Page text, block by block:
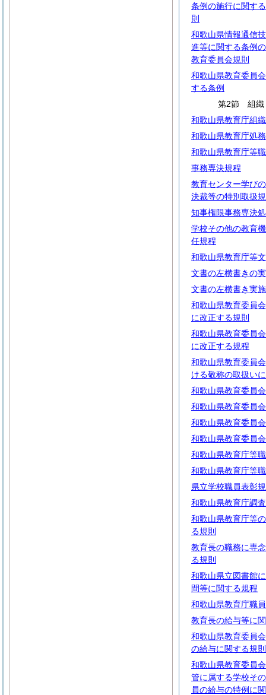
条例の施行に関す
則
和歌山県情報通信
進等に関する条例
教育委員会規則
和歌山県教育委員
する条例
第2節 組織
和歌山県教育庁組
和歌山県教育庁処
和歌山県教育庁等
事務専決規程
教育センター学び
決裁等の特別取扱
知事権限事務専決
学校その他の教育
任規程
和歌山県教育庁等
文書の左横書きの
文書の左横書き実
和歌山県教育委員
に改正する規則
和歌山県教育委員
に改正する規程
和歌山県教育委員
ける敬称の取扱い
和歌山県教育委員
和歌山県教育委員
和歌山県教育委員
和歌山県教育委員
和歌山県教育庁等
和歌山県教育庁等
県立学校職員表彰
和歌山県教育庁調
和歌山県教育庁等
る規則
教育長の職務に専
る規則
和歌山県立図書館
間等に関する規程
和歌山県教育庁職
教育長の給与等に
和歌山県教育委員
の給与に関する規則
和歌山県教育委員
管に属する学校そ
員の給与の特例に